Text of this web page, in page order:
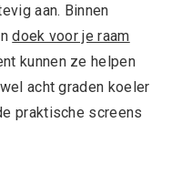
aan. Binnen
doek voor je raam
kunnen ze helpen
acht graden koeler
praktische screens